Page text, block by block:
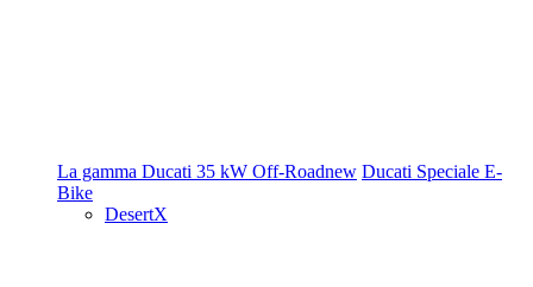
La gamma Ducati 35 kW Off-Roadnew Ducati Speciale E-
Bike
DesertX